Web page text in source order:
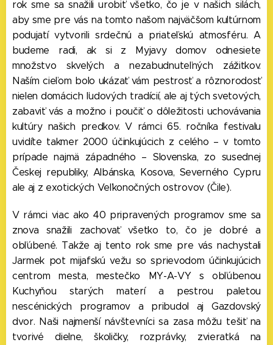
rok sme sa snažili urobiť všetko, čo je v našich silách,
aby sme pre vás na tomto našom najväčšom kultúrnom
podujatí vytvorili srdečnú a priateľskú atmosféru. A
budeme radi, ak si z Myjavy domov odnesiete
množstvo skvelých a nezabudnuteľných zážitkov.
Naším cieľom bolo ukázať vám pestrosť a rôznorodosť
nielen domácich ľudových tradícií, ale aj tých svetových,
zabaviť vás a možno i poučiť o dôležitosti uchovávania
kultúry našich predkov. V rámci 65. ročníka festivalu
uvidíte takmer 2000 účinkujúcich z celého – v tomto
prípade najmä západného – Slovenska, zo susednej
Českej republiky, Albánska, Kosova, Severného Cypru
ale aj z exotických Veľkonočných ostrovov (Čile).
V rámci viac ako 40 pripravených programov sme sa
znova snažili zachovať všetko to, čo je dobré a
obľúbené. Takže aj tento rok sme pre vás nachystali
Jarmek pot mijafskú vežu so sprievodom účinkujúcich
centrom mesta, mestečko MY-A-VY s obľúbenou
Kuchyňou starých materí a pestrou paletou
nescénických programov a pribudol aj Gazdovský
dvor. Naši najmenší návštevníci sa zasa môžu tešiť na
tvorivé dielne, školičky, rozprávky, zvieratká na